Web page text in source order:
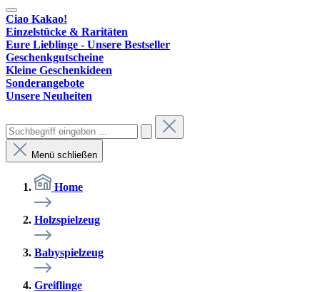
Ciao Kakao!
Einzelstücke & Raritäten
Eure Lieblinge - Unsere Bestseller
Geschenkgutscheine
Kleine Geschenkideen
Sonderangebote
Unsere Neuheiten
Menü schließen
Home
Holzspielzeug
Babyspielzeug
Greiflinge